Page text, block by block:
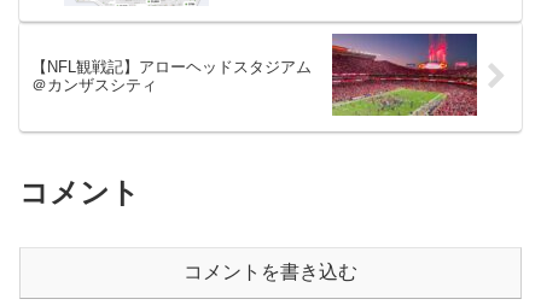
【NFL観戦記】アローヘッドスタジアム
＠カンザスシティ
コメント
コメントを書き込む